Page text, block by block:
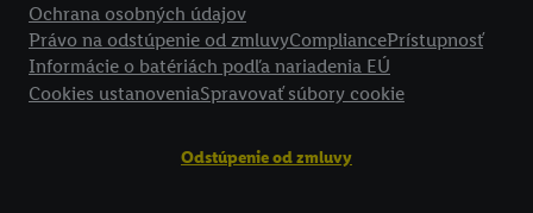
Ochrana osobných údajov
Právo na odstúpenie od zmluvyCompliancePrístupnosť
Informácie o batériách podľa nariadenia EÚ
Cookies ustanoveniaSpravovať súbory cookie
Odstúpenie od zmluvy